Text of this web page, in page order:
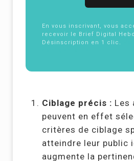
En vous inscrivant, vous
recevoir le Brief Digital
Désinscription en 1 clic.
Ciblage précis : Les
peuvent en effet
critères de ciblage
atteindre leur public
augmente la